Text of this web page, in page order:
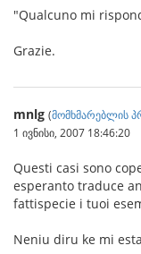
"Qualcuno mi
Grazie.
mnlg (მომხმარებლის
1 ივნისი, 2007 18:46:20
Questi casi sono
esperanto traduce
fattispecie i tuoi
Neniu diru ke mi